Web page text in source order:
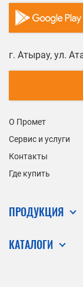
г. Атырау, ул.
О Промет
Сервис и услуги
Контакты
Где купить
ПРОДУКЦИЯ
КАТАЛОГИ